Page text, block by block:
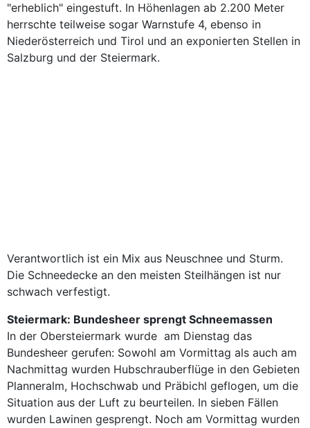
"erheblich" eingestuft. In Höhenlagen ab 2.200 Meter
herrschte teilweise sogar Warnstufe 4, ebenso in
Niederösterreich und Tirol und an exponierten Stellen in
Salzburg und der Steiermark.
Verantwortlich ist ein Mix aus Neuschnee und Sturm.
Die Schneedecke an den meisten Steilhängen ist nur
schwach verfestigt.
Steiermark: Bundesheer sprengt Schneemassen
In der Obersteiermark wurde am Dienstag das
Bundesheer gerufen: Sowohl am Vormittag als auch am
Nachmittag wurden Hubschrauberflüge in den Gebieten
Planneralm, Hochschwab und Präbichl geflogen, um die
Situation aus der Luft zu beurteilen. In sieben Fällen
wurden Lawinen gesprengt. Noch am Vormittag wurden